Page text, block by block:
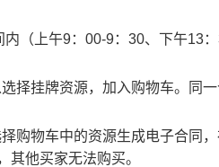
（上午9：00-9：30、下午13
择挂牌资源，加入购物车。同
购物车中的资源生成电子合同
其他买家无法购买。